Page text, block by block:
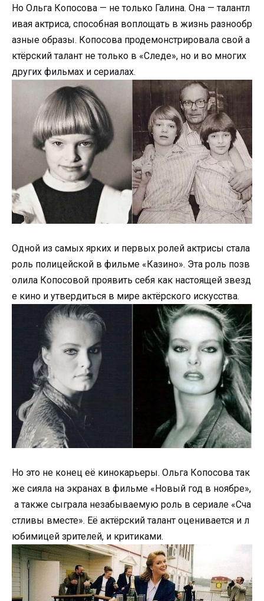
Но Ольга Копосова — не только Галина. Она — талантл
ивая актриса, способная воплощать в жизнь разнообр
азные образы. Копосова продемонстрировала свой а
ктёрский талант не только в «Следе», но и во многих
других фильмах и сериалах.
Одной из самых ярких и первых ролей актрисы стала
роль полицейской в фильме «Казино». Эта роль позв
олила Копосовой проявить себя как настоящей звезд
е кино и утвердиться в мире актёрского искусства.
Но это не конец её кинокарьеры. Ольга Копосова так
же сияла на экранах в фильме «Новый год в ноябре»,
а также сыграла незабываемую роль в сериале «Сча
стливы вместе». Её актёрский талант оценивается и л
юбимицей зрителей, и критиками.